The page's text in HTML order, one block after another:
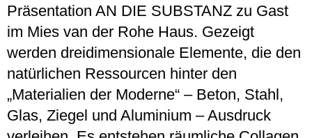
Präsentation AN DIE SUBSTANZ zu Gast
im Mies van der Rohe Haus. Gezeigt
werden dreidimensionale Elemente, die den
natürlichen Ressourcen hinter den
„Materialien der Moderne“ – Beton, Stahl,
Glas, Ziegel und Aluminium – Ausdruck